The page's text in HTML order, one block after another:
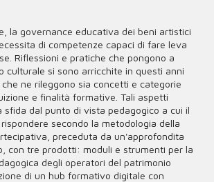
la governance educativa dei beni artistici
di competenze capaci di fare leva
Riflessioni e pratiche che pongono a
culturale si sono arricchite in questi anni
ne rileggono sia concetti e categorie
e finalità formative. Tali aspetti
sfida dal punto di vista pedagogico a cui il
secondo la metodologia della
preceduta da un'approfondita
con tre prodotti: moduli e strumenti per la
degli operatori del patrimonio
di un hub formativo digitale con